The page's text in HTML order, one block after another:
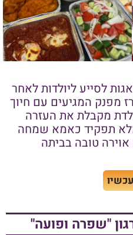
לסייע ליולדות לאחר
מפנק המגיעים עם חיוך
מקבלת את העזרה
תפקיד כאמא שמחה
טובה בביתה
"שפרה ופועה"